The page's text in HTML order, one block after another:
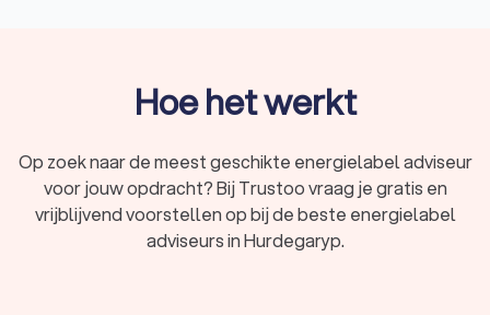
zien hoe energiezuinig je woning is. Het verkrijgen van een
energielabel vereist echter expertise en kennis van
van een gecertificeerde energielabel adviseur van essentieel
belang. Via Trustoo kun je eenvoudig vier offertes van
gecertificeerde energielabel adviseurs in Hurdegaryp
vergelijken. Zo vind je de beste professional in Hurdegaryp die
Hoe het werkt
Op zoek naar de meest geschikte energielabel adviseur
voor jouw opdracht? Bij Trustoo vraag je gratis en
vrijblijvend voorstellen op bij de beste energielabel
adviseurs in Hurdegaryp.